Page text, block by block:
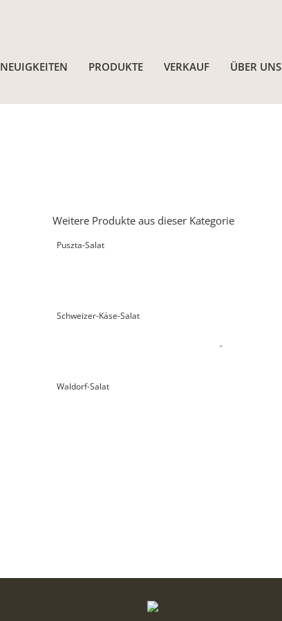
NEUIGKEITEN
PRODUKTE VERKAUF ÜBER UNS
Weitere Produkte aus dieser Kategorie
Puszta-Salat
Schweizer-Käse-Salat
Waldorf-Salat
-